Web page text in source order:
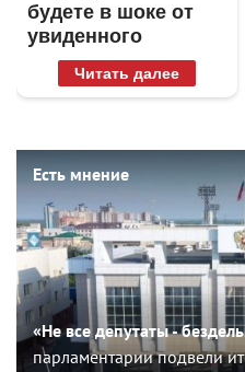
будете в шоке от
увиденного
Читать далее
Есть мнение
«Не все депутаты -
парламентарии подвели